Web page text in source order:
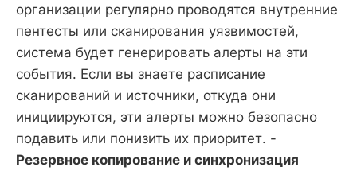
организации регулярно проводятся внутренние
пентесты или сканирования уязвимостей,
система будет генерировать алерты на эти
события. Если вы знаете расписание
сканирований и источники, откуда они
инициируются, эти алерты можно безопасно
подавить или понизить их приоритет. -
Резервное копирование и синхронизация